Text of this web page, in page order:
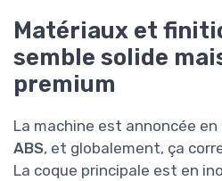
Matériaux et
semble solide
premium
La machine est annoncée en
ABS, et globalement, ça
La coque principale est en